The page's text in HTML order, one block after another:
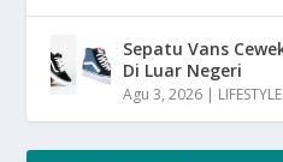
Sepatu Vans
Di Luar Negeri
Agu 3, 2026 | LIFESTYLE